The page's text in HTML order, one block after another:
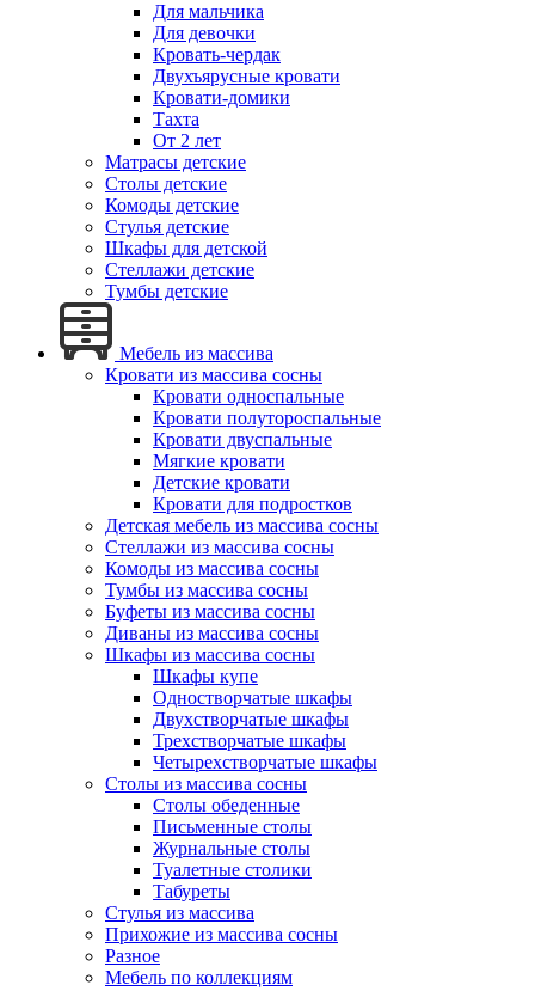
Для мальчика
Для девочки
Кровать-чердак
Двухъярусные кровати
Кровати-домики
Тахта
От 2 лет
Матрасы детские
Столы детские
Комоды детские
Стулья детские
Шкафы для детской
Стеллажи детские
Тумбы детские
Мебель из массива
Кровати из массива сосны
Кровати односпальные
Кровати полутороспальные
Кровати двуспальные
Мягкие кровати
Детские кровати
Кровати для подростков
Детская мебель из массива сосны
Стеллажи из массива сосны
Комоды из массива сосны
Тумбы из массива сосны
Буфеты из массива сосны
Диваны из массива сосны
Шкафы из массива сосны
Шкафы купе
Одностворчатые шкафы
Двухстворчатые шкафы
Трехстворчатые шкафы
Четырехстворчатые шкафы
Столы из массива сосны
Столы обеденные
Письменные столы
Журнальные столы
Туалетные столики
Табуреты
Стулья из массива
Прихожие из массива сосны
Разное
Мебель по коллекциям